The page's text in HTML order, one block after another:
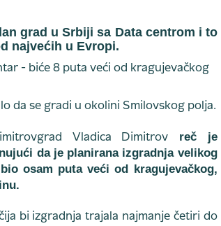
grad u Srbiji sa Data centrom i to
najvećih u Evropi.
da se gradi u okolini Smilovskog polja.
Vladica Dimitrov
reč je
da je planirana izgradnja velikog
osam puta veći od kragujevačkog,
bi izgradnja trajala najmanje četiri do